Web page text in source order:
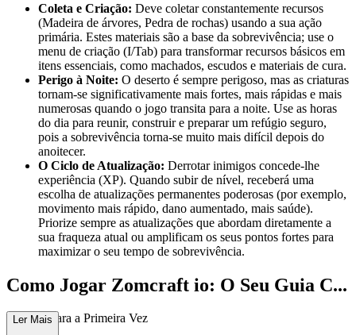
Coleta e Criação: Deve coletar constantemente recursos
(Madeira de árvores, Pedra de rochas) usando a sua ação
primária. Estes materiais são a base da sobrevivência; use o
menu de criação (I/Tab) para transformar recursos básicos em
itens essenciais, como machados, escudos e materiais de cura.
Perigo à Noite: O deserto é sempre perigoso, mas as criaturas
tornam-se significativamente mais fortes, mais rápidas e mais
numerosas quando o jogo transita para a noite. Use as horas
do dia para reunir, construir e preparar um refúgio seguro,
pois a sobrevivência torna-se muito mais difícil depois do
anoitecer.
O Ciclo de Atualização: Derrotar inimigos concede-lhe
experiência (XP). Quando subir de nível, receberá uma
escolha de atualizações permanentes poderosas (por exemplo,
movimento mais rápido, dano aumentado, mais saúde).
Priorize sempre as atualizações que abordam diretamente a
sua fraqueza atual ou amplificam os seus pontos fortes para
maximizar o seu tempo de sobrevivência.
Como Jogar Zomcraft io: O Seu Guia C...
ompleto para a Primeira Vez
Ler Mais